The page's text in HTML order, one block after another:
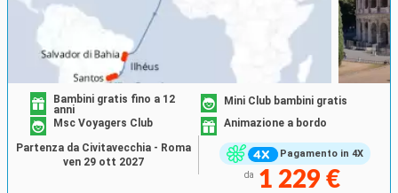
Pagamento in 4X
Bambini gratis fino a 12
anni
Mini Club bambini gratis
Msc Voyagers Club
Animazione a bordo
da 1 229 €
Partenza da Civitavecchia - Roma
ven 29 ott 2027